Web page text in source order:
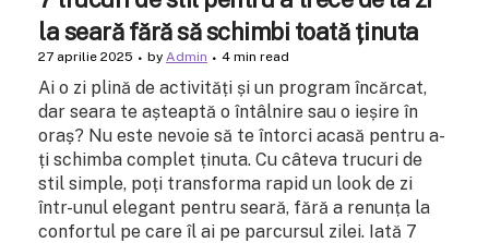
la seară fără să schimbi toată ținuta
27 aprilie 2025 by Admin 4 min read
Ai o zi plină de activități și un program încărcat,
dar seara te așteaptă o întâlnire sau o ieșire în
oraș? Nu este nevoie să te întorci acasă pentru a-
ți schimba complet ținuta. Cu câteva trucuri de
stil simple, poți transforma rapid un look de zi
într-unul elegant pentru seară, fără a renunța la
confortul pe care îl ai pe parcursul zilei. Iată 7